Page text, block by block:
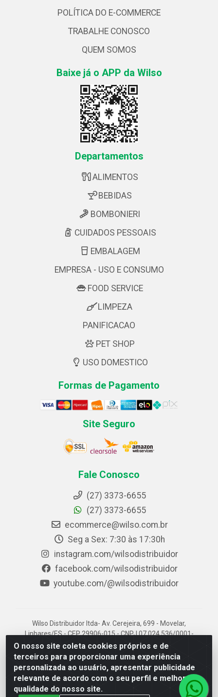
O nosso site coleta cookies próprios e de
terceiros para proporcionar uma experiência
personalizada ao usuário, apresentar publicidade
relevante de acordo com o seu perfil e melhorar a
qualidade do nosso site.
POLÍTICA DO E-COMMERCE
TRABALHE CONOSCO
QUEM SOMOS
Baixe já o APP da Wilso
Departamentos
ALIMENTOS
BEBIDAS
BOMBONIERI
CUIDADOS PESSOAIS
EMBALAGEM
EMPRESA - USO E CONSUMO
FOOD SERVICE
LIMPEZA
PANIFICACAO
PET SHOP
USO DOMESTICO
Formas de Pagamento
Site Seguro
Fale Conosco
(27) 3373-6655
(27) 3373-6655
ecommerce@wilso.com.br
Seg a Sex: 7:30 às 17:30h
instagram.com/wilsodistribuidor
facebook.com/wilsodistribuidor
youtube.com/@wilsodistribuidor
Wilso Distribuidor ltda- Av. Cerejeira, 699 - Movelar,
Linhares/ES - CEP 29906-015 - CNPJ 07.024.536/0001-
96